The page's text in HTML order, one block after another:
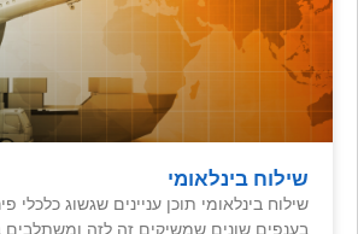
שילוח בינלאומי
שילוח בינלאומי תוכן עניינים שגשוג כלכלי
בענפים שונים שמשיקים זה לזה ומשתלבים